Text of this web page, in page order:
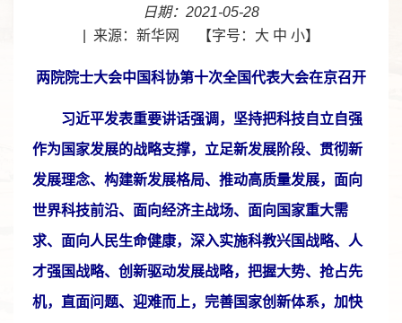
日期：2021-05-28
来源：新华网 【字号： 大 中 小】
两院院士大会中国科协第十次全国代表大会在京召开
习近平发表重要讲话强调，坚持把科技自立自强
作为国家发展的战略支撑，立足新发展阶段、贯彻新
发展理念、构建新发展格局、推动高质量发展，面向
世界科技前沿、面向经济主战场、面向国家重大需
求、面向人民生命健康，深入实施科教兴国战略、人
才强国战略、创新驱动发展战略，把握大势、抢占先
机，直面问题、迎难而上，完善国家创新体系，加快